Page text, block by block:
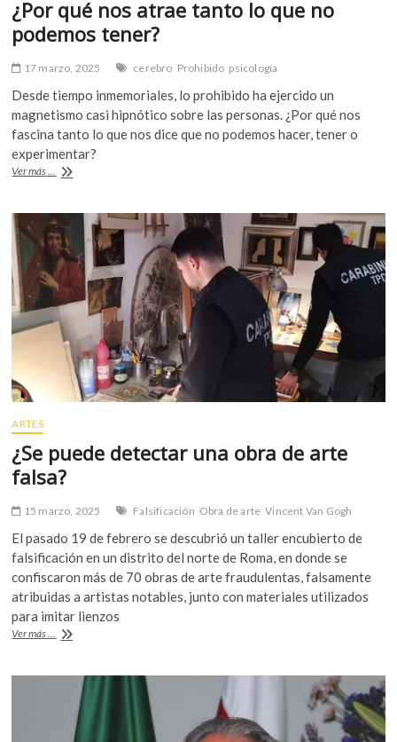
¿Por qué nos atrae tanto lo que no
podemos tener?
17 marzo, 2025 cerebro Prohibido psicología
Desde tiempo inmemoriales, lo prohibido ha ejercido un
magnetismo casi hipnótico sobre las personas. ¿Por qué nos
fascina tanto lo que nos dice que no podemos hacer, tener o
experimentar?
Ver más ...
El
de
lo
prohibido:
¿Por
qué
nos
atrae
tanto
lo
que
podemos
ARTES
¿Se puede detectar una obra de arte
falsa?
15 marzo, 2025 Falsificación Obra de arte Vincent Van Gogh
El pasado 19 de febrero se descubrió un taller encubierto de
falsificación en un distrito del norte de Roma, en donde se
confiscaron más de 70 obras de arte fraudulentas, falsamente
atribuidas a artistas notables, junto con materiales utilizados
para imitar lienzos
Ver más ...
¿Se
una